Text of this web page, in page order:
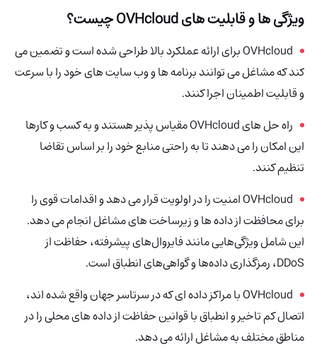
ویژگی ها و قابلیت های OVHcloud چیست؟
OVHcloud برای ارائه عملکرد بالا طراحی شده است و تضمین می
کند که مشاغل می توانند برنامه ها و وب سایت های خود را با سرعت
و قابلیت اطمینان اجرا کنند.
راه حل های OVHcloud مقیاس پذیر هستند و به کسب و کارها
این امکان را می دهند تا به راحتی منابع خود را بر اساس تقاضا
تنظیم کنند.
OVHcloud امنیت را در اولویت قرار می دهد و اقدامات قوی را
برای محافظت از داده ها و زیرساخت های مشاغل انجام می دهد.
این شامل ویژگی‌هایی مانند فایروال‌های پیشرفته، حفاظت از
DDoS، رمزگذاری داده‌ها و گواهی‌های انطباق است.
OVHcloud با مراکز داده ای که در سرتاسر جهان واقع شده اند،
اتصال کم تاخیر و انطباق با قوانین حفاظت از داده های محلی را در
مناطق مختلف به مشاغل ارائه می دهد.